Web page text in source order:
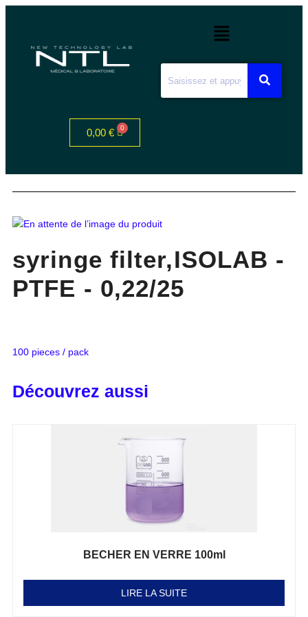
0,00 €
syringe filter,ISOLAB -
PTFE - 0,22/25
100 pieces / pack
Découvrez aussi
BECHER EN VERRE 100ml
LIRE LA SUITE